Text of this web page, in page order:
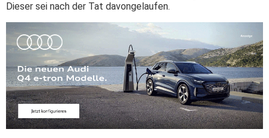
Dieser sei nach der Tat davongelaufen.